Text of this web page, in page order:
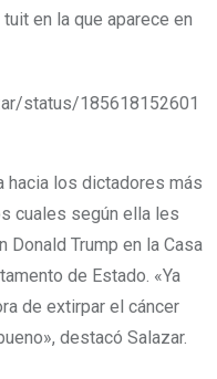
en la que aparece en
status/185618152601
hacia los dictadores más
cuales según ella les
Trump en la Casa
de Estado. «Ya
de extirpar el cáncer
destacó Salazar.